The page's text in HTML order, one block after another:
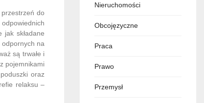
do
składane
odpornych na
są trwałe i
pojemnikami
oraz
relaksu –
Nieruchomości
Obcojęzyczne
Praca
Prawo
Przemysł